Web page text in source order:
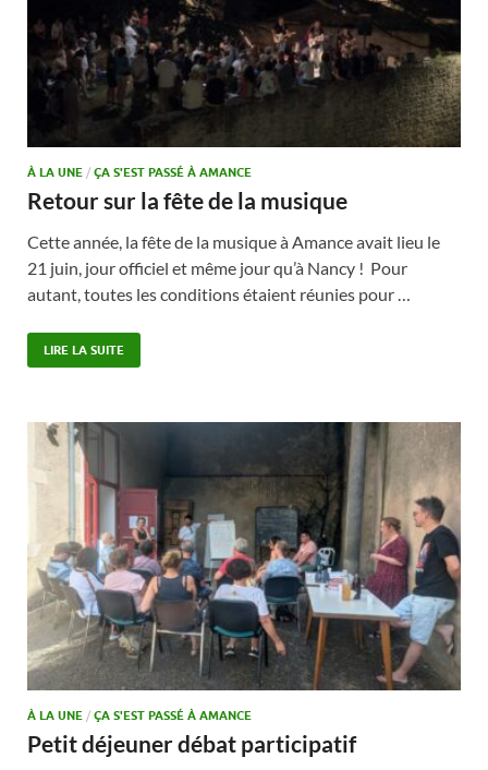
À LA UNE / ÇA S'EST PASSÉ À AMANCE
Retour sur la fête de la musique
Cette année, la fête de la musique à Amance avait lieu le
21 juin, jour officiel et même jour qu’à Nancy ! Pour
autant, toutes les conditions étaient réunies pour …
LIRE LA SUITE
À LA UNE / ÇA S'EST PASSÉ À AMANCE
Petit déjeuner débat participatif